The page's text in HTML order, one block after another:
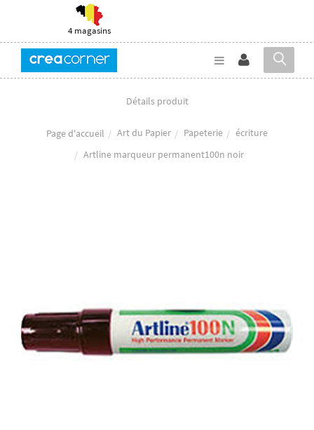
4 magasins
Détails produit
Page d'accueil Art du Papier Papeterie
écriture
Artline marqueur permanent100n noir